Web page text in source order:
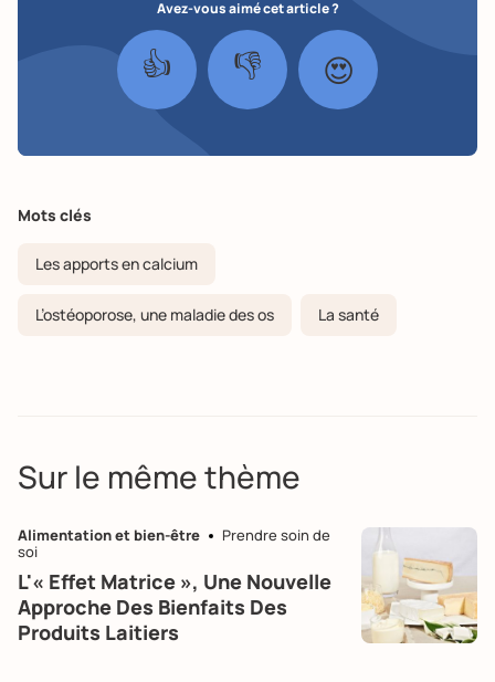
Avez-vous aimé cet article ?
👍 👎 😍
Mots clés
Les apports en calcium
L’ostéoporose, une maladie des os La santé
Sur le même thème
Alimentation et bien-être
Prendre soin de
soi
L'« Effet Matrice », Une Nouvelle
Approche Des Bienfaits Des
Produits Laitiers